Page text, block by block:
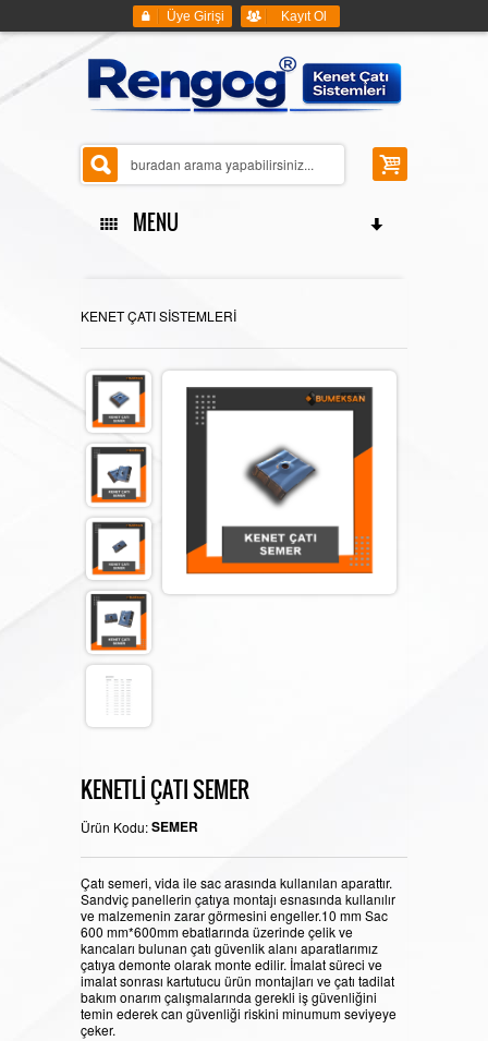
Üye Girişi Kayıt Ol
MENU
ANASAYFA
KENET ÇATI SİSTEMLERİ
YALITIM MALZEMELERİ
MAKALELER
Kar Tutucu
Villa Tipi Kar Tutucu
Kenet Çatı Kartutucu
Trapez Sac Kar Tutucu
Kenet Çatı
Metal Kiremit Çatı
Trapez Çatı
VİDEOLAR
İLETİŞİM
KENET ÇATI SİSTEMLERİ
KENETLİ ÇATI SEMER
Ürün Kodu:SEMER
Çatı semeri, vida ile sac arasında kullanılan aparattır.
Sandviç panellerin çatıya montajı esnasında kullanılır
ve malzemenin zarar görmesini engeller.10 mm Sac
600 mm*600mm ebatlarında üzerinde çelik ve
kancaları bulunan çatı güvenlik alanı aparatlarımız
çatıya demonte olarak monte edilir. İmalat süreci ve
imalat sonrası kartutucu ürün montajları ve çatı tadilat
bakım onarım çalışmalarında gerekli iş güvenliğini
temin ederek can güvenliği riskini minumum seviyeye
çeker.